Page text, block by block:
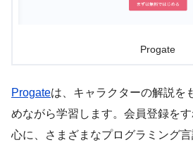
Progate
Progateは、キャラクターの解説を
めながら学習します。会員登録を
心に、さまざまなプログラミング言